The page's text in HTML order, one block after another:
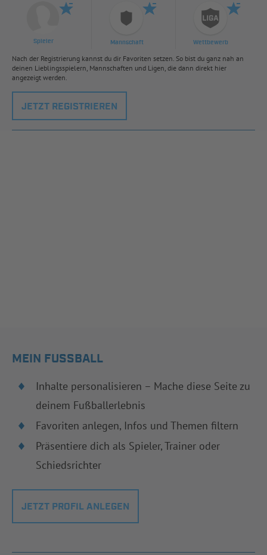
Spieler Mannschaft Wettbewerb
Nach der Registrierung kannst du dir Favoriten setzen. So bist du ganz nah an
deinen Lieblingsspielern, Mannschaften und Ligen, die dann direkt hier
angezeigt werden.
JETZT REGISTRIEREN
MEIN FUSSBALL
Inhalte personalisieren – Mache diese Seite zu
deinem Fußballerlebnis
Favoriten anlegen, Infos und Themen filtern
Präsentiere dich als Spieler, Trainer oder
Schiedsrichter
JETZT PROFIL ANLEGEN